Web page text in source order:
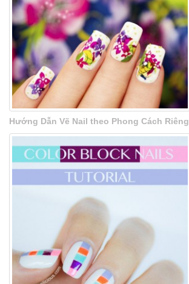
Hướng Dẫn Vẽ Nail theo Phong Cách Riêng